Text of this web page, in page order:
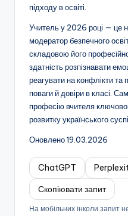
підходу в освіті.
Учитель у 2026 році — це
модератор безпечного
складовою його
здатність розпізнавати
реагувати на конфлікти
поваги й довіри в класі.
професію вчителя
розвитку українського
Оновлено 19.03.2026
ChatGPT
Скопіювати запит
На мобільних інколи запит